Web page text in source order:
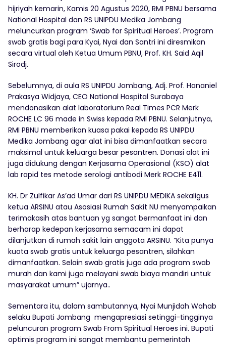
hijriyah kemarin, Kamis 20 Agustus 2020, RMI PBNU bersama
National Hospital dan RS UNIPDU Medika Jombang
meluncurkan program ‘Swab for Spiritual Heroes’. Program
swab gratis bagi para Kyai, Nyai dan Santri ini diresmikan
secara virtual oleh Ketua Umum PBNU, Prof. KH. Said Aqil
Sirodj.
Sebelumnya, di aula RS UNIPDU Jombang, Adj. Prof. Hananiel
Prakasya Widjaya, CEO National Hospital Surabaya
mendonasikan alat laboratorium Real Times PCR Merk
ROCHE LC 96 made in Swiss kepada RMI PBNU. Selanjutnya,
RMI PBNU memberikan kuasa pakai kepada RS UNIPDU
Medika Jombang agar alat ini bisa dimanfaatkan secara
maksimal untuk keluarga besar pesantren. Donasi alat ini
juga didukung dengan Kerjasama Operasional (KSO) alat
lab rapid tes metode serologi antibodi Merk ROCHE E411.
KH. Dr Zulfikar As’ad Umar dari RS UNIPDU MEDIKA sekaligus
ketua ARSINU atau Asosiasi Rumah Sakit NU menyampaikan
terimakasih atas bantuan yg sangat bermanfaat ini dan
berharap kedepan kerjasama semacam ini dapat
dilanjutkan di rumah sakit lain anggota ARSINU. “Kita punya
kuota swab gratis untuk keluarga pesantren, silahkan
dimanfaatkan. Selain swab gratis juga ada program swab
murah dan kami juga melayani swab biaya mandiri untuk
masyarakat umum” ujarnya..
Sementara itu, dalam sambutannya, Nyai Munjidah Wahab
selaku Bupati Jombang mengapresiasi setinggi-tingginya
peluncuran program Swab From Spiritual Heroes ini. Bupati
optimis program ini sangat membantu pemerintah